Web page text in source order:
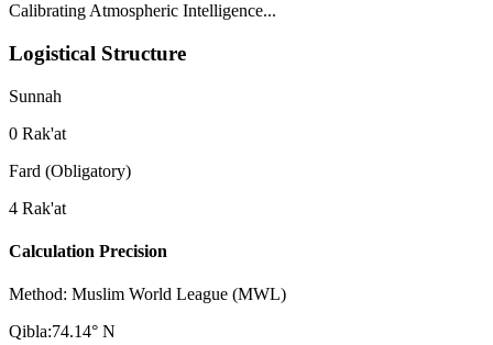
Calibrating Atmospheric Intelligence...
Logistical Structure
Sunnah
0 Rak'at
Fard (Obligatory)
4 Rak'at
Calculation Precision
Method: Muslim World League (MWL)
Qibla:74.14° N